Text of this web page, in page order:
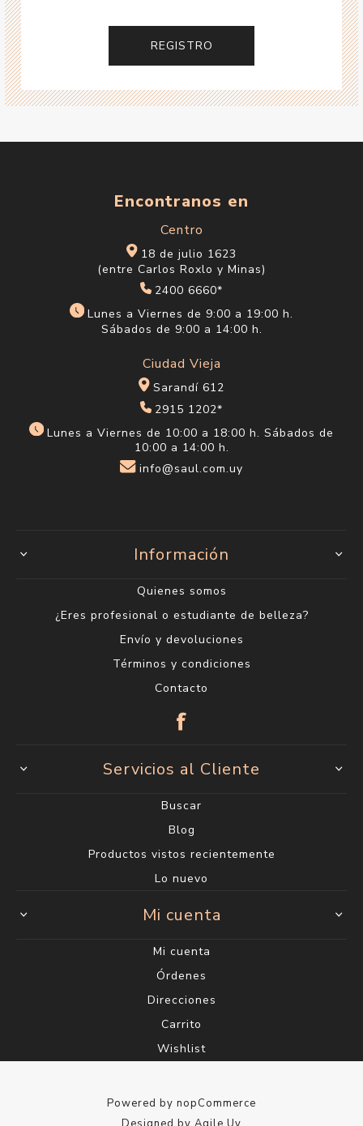
Encontranos en
Centro
18 de julio 1623
(entre Carlos Roxlo y Minas)
2400 6660*
Lunes a Viernes de 9:00 a 19:00 h.
Sábados de 9:00 a 14:00 h.
Ciudad Vieja
Sarandí 612
2915 1202*
Lunes a Viernes de 10:00 a 18:00 h. Sábados de
10:00 a 14:00 h.
info@saul.com.uy
Información
Quienes somos
¿Eres profesional o estudiante de belleza?
Envío y devoluciones
Términos y condiciones
Contacto
Servicios al Cliente
Buscar
Blog
Productos vistos recientemente
Lo nuevo
Mi cuenta
Mi cuenta
Órdenes
Direcciones
Carrito
Wishlist
Powered by nopCommerce